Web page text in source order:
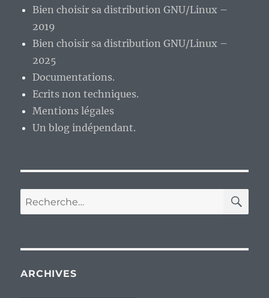
Bien choisir sa distribution GNU/Linux –
2019
Bien choisir sa distribution GNU/Linux –
2025
Documentations.
Ecrits non techniques.
Mentions légales
Un blog indépendant.
Recherche
pour :
ARCHIVES